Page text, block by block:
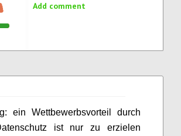
Add comment
ein Wettbewerbsvorteil durch
ist nur zu erzielen